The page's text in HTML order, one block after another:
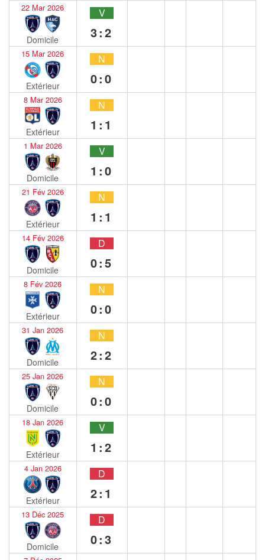
22 Mar 2026
Domicile
V
3:2
15 Mar 2026
Extérieur
N
0:0
8 Mar 2026
Extérieur
N
1:1
1 Mar 2026
Domicile
V
1:0
21 Fév 2026
Extérieur
N
1:1
14 Fév 2026
Domicile
D
0:5
8 Fév 2026
Extérieur
N
0:0
31 Jan 2026
Domicile
N
2:2
25 Jan 2026
Domicile
N
0:0
18 Jan 2026
Extérieur
V
1:2
4 Jan 2026
Extérieur
D
2:1
13 Déc 2025
Domicile
D
0:3